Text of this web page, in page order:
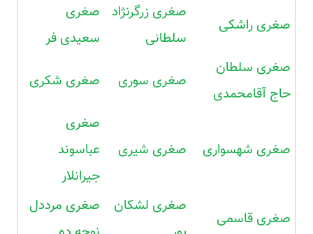
صغری راشکی
صغری زرگرنژاد
سلطانی
صغری
سعیدی فر
صغری سلطان
حاج آقامحمدی
صغری سوری صغری شکری
صغری شهسواری صغری شیری
صغری
عباسوند
جیرانلار
صغری قاسمی
صغری لشکان
صغری مرددل